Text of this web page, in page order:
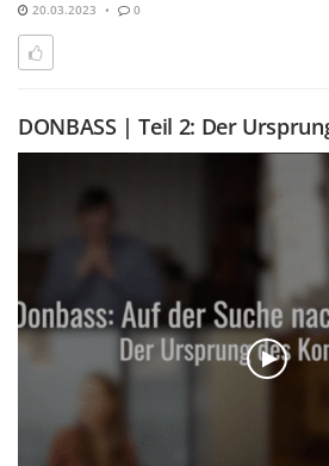
20.03.2023 0
DONBASS | Teil 2: Der